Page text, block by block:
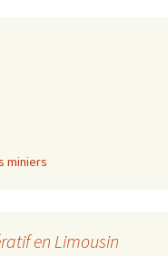
miniers
en Limousin